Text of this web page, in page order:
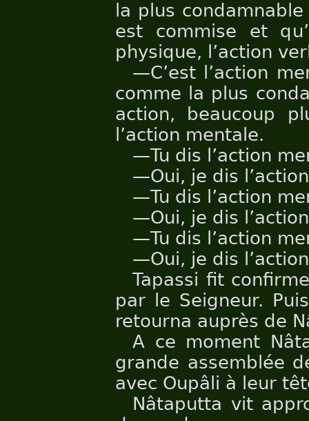
la plus
est commise et
physique, l’action
—C’est l’action
comme la plus
action, beaucoup
l’action mentale.
—Tu dis l’action
—Oui, je dis
—Tu dis l’action
—Oui, je dis
—Tu dis l’action
—Oui, je dis
Tapassi fit
par le Seigneur.
retourna auprès de
A ce moment
grande assemblée
avec Oupâli à leur
Nâtaputta vit